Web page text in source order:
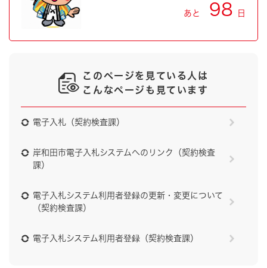
あと 98 日
このページを見ている人は
こんなページも見ています
電子入札（契約検査課）
岸和田市電子入札システムへのリンク（契約検査
課）
電子入札システム利用者登録の更新・変更について
（契約検査課）
電子入札システム利用者登録（契約検査課）